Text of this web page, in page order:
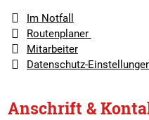
Im Notfall
Routenplaner
Mitarbeiter
Datenschutz-
Anschrift &